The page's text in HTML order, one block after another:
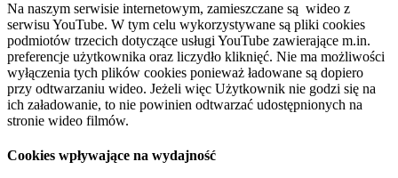
Na naszym serwisie internetowym, zamieszczane są wideo z
serwisu YouTube. W tym celu wykorzystywane są pliki cookies
podmiotów trzecich dotyczące usługi YouTube zawierające m.in.
preferencje użytkownika oraz liczydło kliknięć. Nie ma możliwości
wyłączenia tych plików cookies ponieważ ładowane są dopiero
przy odtwarzaniu wideo. Jeżeli więc Użytkownik nie godzi się na
ich załadowanie, to nie powinien odtwarzać udostępnionych na
stronie wideo filmów.
Cookies wpływające na wydajność